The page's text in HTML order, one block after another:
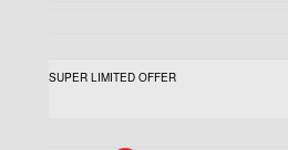
SUPER LIMITED OFFER